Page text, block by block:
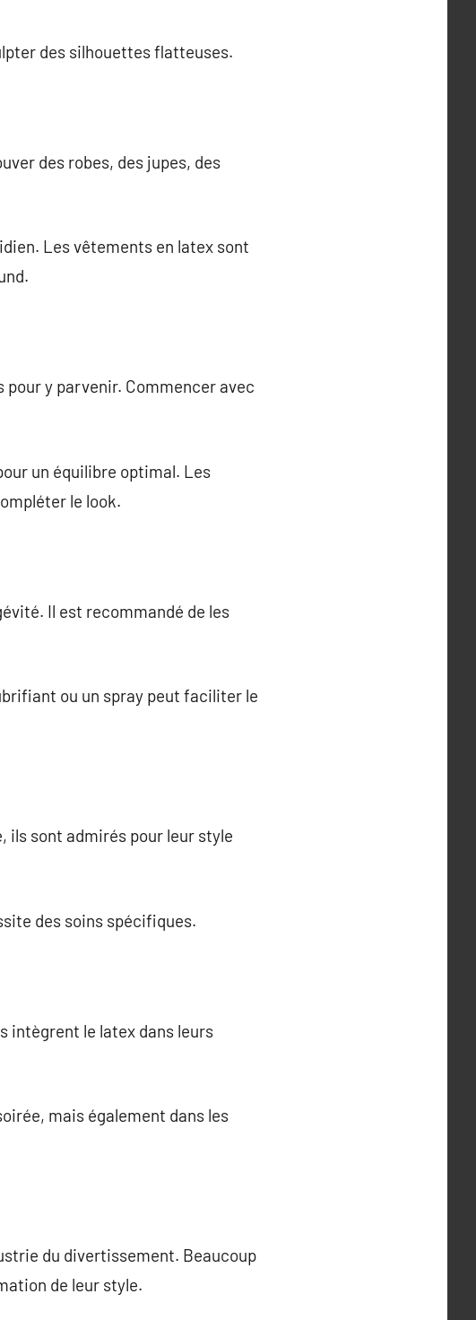
des silhouettes flatteuses.
des robes, des jupes, des
Les vêtements en latex sont
y parvenir. Commencer avec
un équilibre optimal. Les
le look.
Il est recommandé de les
ou un spray peut faciliter le
ils sont admirés pour leur style
des soins spécifiques.
intègrent le latex dans leurs
mais également dans les
du divertissement. Beaucoup
de leur style.